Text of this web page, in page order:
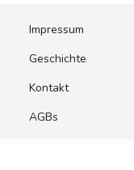
Impressum
Geschichte
Kontakt
AGBs